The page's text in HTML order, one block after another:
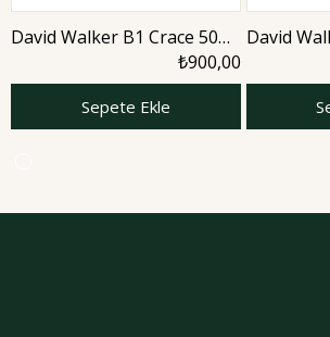
David Walker B1 Crace 50
ml Kadın Parfüm | Aromatic
₺900,00
Sepete Ekle
David
Kadın